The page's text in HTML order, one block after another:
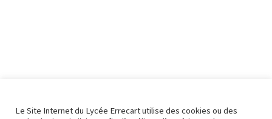
Le Site Internet du Lycée Errecart utilise des cookies ou des